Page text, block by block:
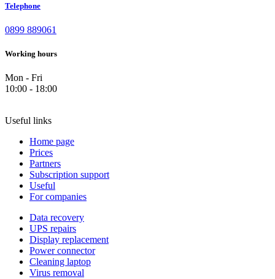
Telephone
0899 889061
Working hours
Mon - Fri
10:00 - 18:00
Useful links
Home page
Prices
Partners
Subscription support
Useful
For companies
Data recovery
UPS repairs
Display replacement
Power connector
Cleaning laptop
Virus removal